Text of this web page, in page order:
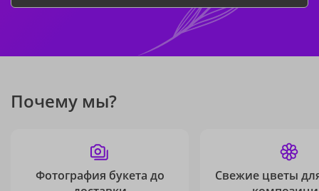
Почему мы?
Фотография букета до
Свежие цветы